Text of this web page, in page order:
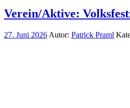
Verein/Aktive:
27. Juni 2026 Autor: Patrick Praml